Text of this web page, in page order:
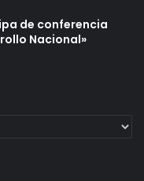
de conferencia
Nacional»